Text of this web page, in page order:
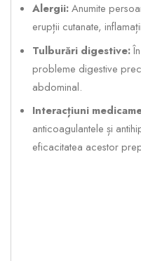
Alergii:Anumite
erupții cutanate,
Tulburări digestive:
probleme digestive
abdominal.
Interacțiuni
anticoagulantele și
eficacitatea acestor